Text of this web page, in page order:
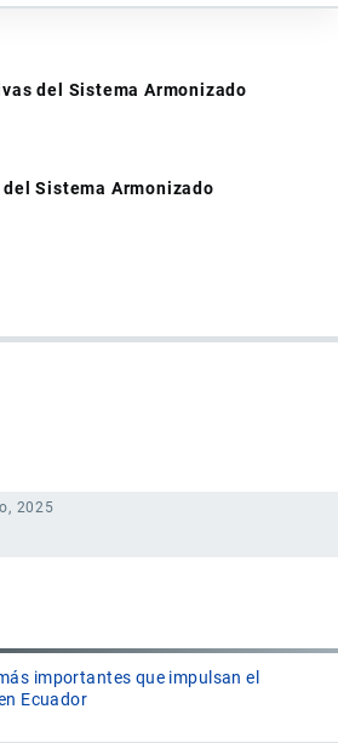
del Sistema Armonizado
Sistema Armonizado
2025
importantes que impulsan el
Ecuador